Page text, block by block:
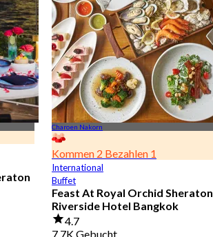
Charoen Nakorn
Kommen 2 Bezahlen 1
International
Buffet
Feast At Royal Orchid Sheraton
Riverside Hotel Bangkok
4.7
7.7K Gebucht